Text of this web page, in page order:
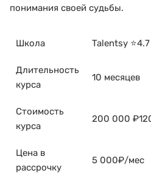
понимания своей судьбы.
Школа Talentsy ⭐4.7
Длительность
курса
10 месяцев
Стоимость
курса
200 000
Цена в
рассрочку
5 000₽/мес